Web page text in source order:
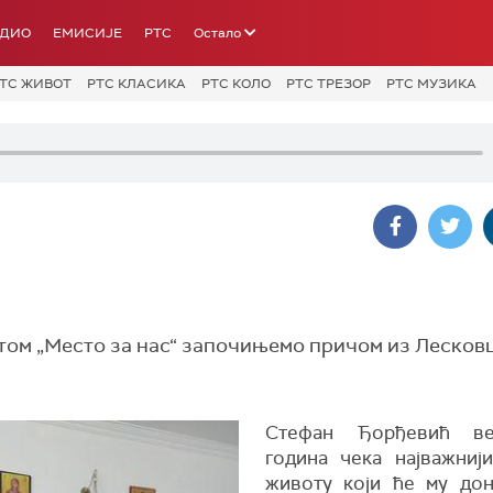
ЕМИСИЈЕ РТС Остало
ЖИВОТ РТС КЛАСИКА РТС КОЛО РТС ТРЕЗОР РТС МУЗИКА
„Место за нас“ започињемо причом из
Стефан Ђорђевић
година чека
животу који ће му